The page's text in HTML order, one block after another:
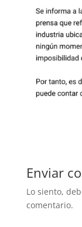
Enviar
Lo siento,
comentario.